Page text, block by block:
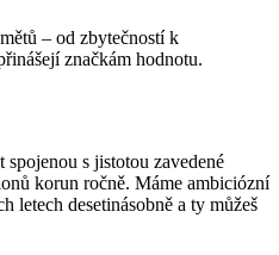
– od zbytečností k
značkám hodnotu.
spojenou s jistotou zavedené
korun ročně. Máme ambiciózní
letech desetinásobně a ty můžeš